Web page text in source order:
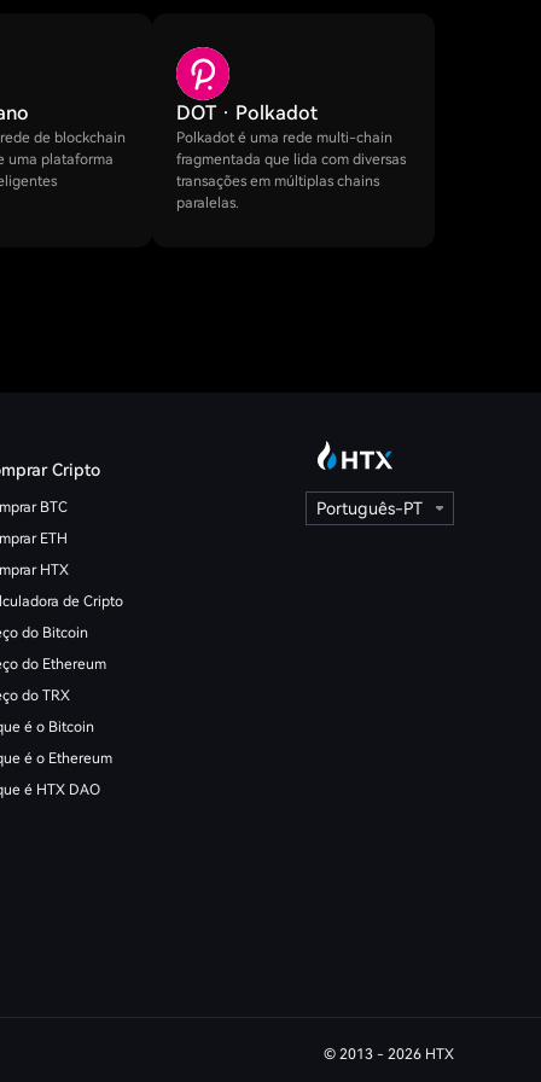
de blockchain
uma plataforma
DOT · Polkadot
Polkadot é uma rede multi-chain
fragmentada que lida com diversas
transações em múltiplas chains
paralelas.
Cripto
BTC
ETH
HTX
de Cripto
do Bitcoin
do Ethereum
do TRX
é o Bitcoin
é o Ethereum
é HTX DAO
Português-PT
© 2013 - 2026 HTX